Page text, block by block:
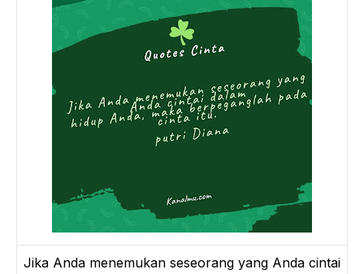
Jika Anda menemukan seseorang yang Anda cintai